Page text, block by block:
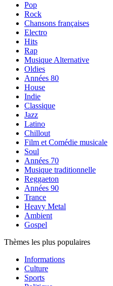
Pop
Rock
Chansons françaises
Electro
Hits
Rap
Musique Alternative
Oldies
Années 80
House
Indie
Classique
Jazz
Latino
Chillout
Film et Comédie musicale
Soul
Années 70
Musique traditionnelle
Reggaeton
Années 90
Trance
Heavy Metal
Ambient
Gospel
Thèmes les plus populaires
Informations
Culture
Sports